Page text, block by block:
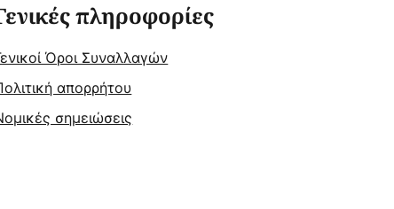
πληροφορίες
Όροι Συναλλαγών
απορρήτου
σημειώσεις